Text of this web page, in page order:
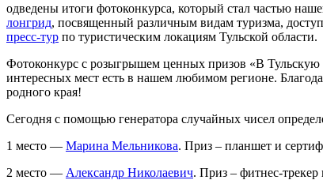
одведены итоги фотоконкурса, который стал частью
лонгрид, посвященный различным видам туризма,
пресс-тур по туристическим локациям Тульской области.
Фотоконкурс с розыгрышем ценных призов «В Тульскую
интересных мест есть в нашем любимом регионе.
родного края!
Сегодня с помощью генератора случайных чисел
1 место — Марина Мельникова. Приз – планшет и
2 место — Александр Николаевич. Приз – фитнес-